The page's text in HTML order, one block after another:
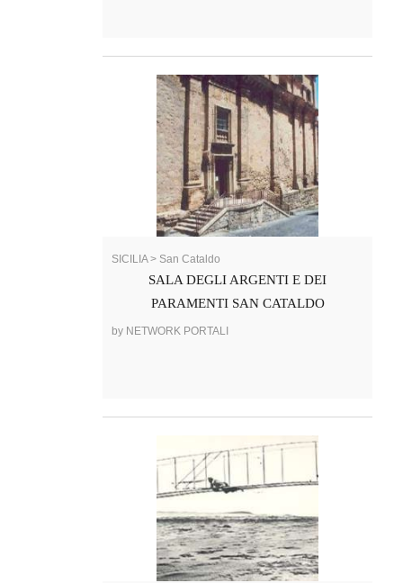
SICILIA > San Cataldo
SALA DEGLI ARGENTI E DEI
PARAMENTI SAN CATALDO
by NETWORK PORTALI